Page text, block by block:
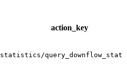
action_key
statistics/query_downflow_stat